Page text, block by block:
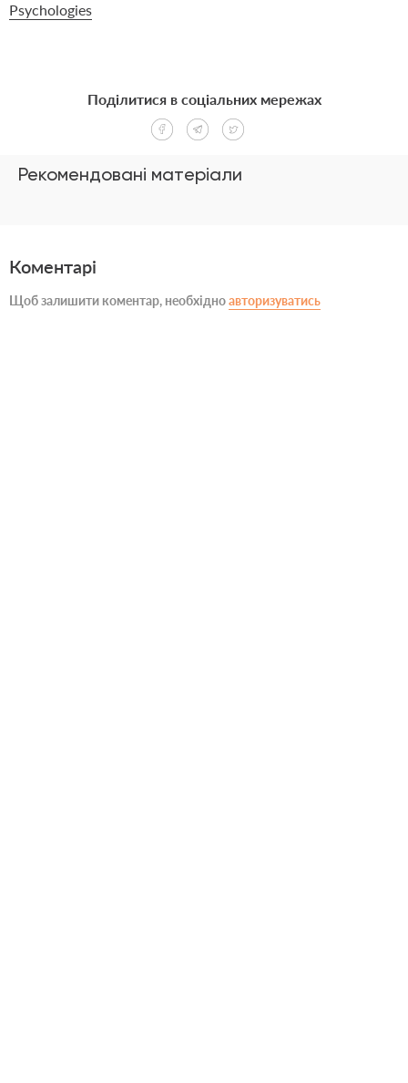
Psychologies
Рекомендовані матеріали
Поділитися в соціальних мережах
Коментарі
Щоб залишити коментар, необхідноавторизуватись